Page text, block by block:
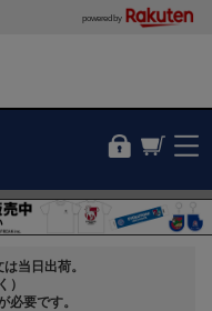
powered by
当日出荷。
）
必要です。